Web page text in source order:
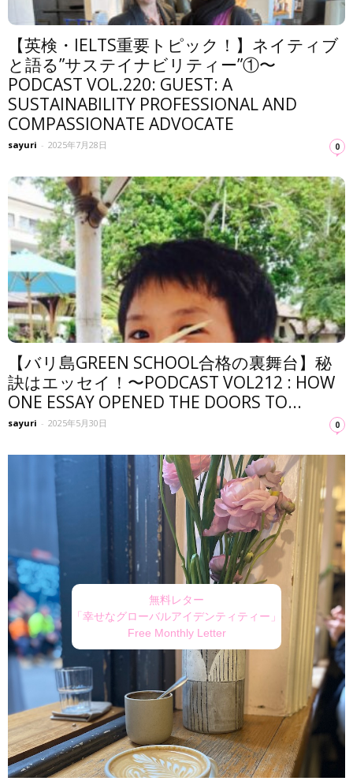
【英検・IELTS重要トピック！】ネイティブ
と語る”サステイナビリティー”①〜
PODCAST VOL.220: GUEST: A
SUSTAINABILITY PROFESSIONAL AND
COMPASSIONATE ADVOCATE
sayuri - 2025年7月28日 0
【バリ島GREEN SCHOOL合格の裏舞台】秘
訣はエッセイ！〜PODCAST VOL212 : HOW
ONE ESSAY OPENED THE DOORS TO...
sayuri - 2025年5月30日 0
無料レター
「幸せなグローバルアイデンティティー」
Free Monthly Letter